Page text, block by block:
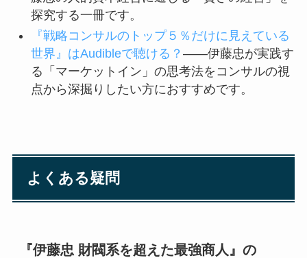
探究する一冊です。
『戦略コンサルのトップ５％だけに見えている
世界』はAudibleで聴ける？ ——伊藤忠が実践す
る「マーケットイン」の思考法をコンサルの視
点から深掘りしたい方におすすめです。
よくある疑問
『伊藤忠 財閥系を超えた最強商人』の